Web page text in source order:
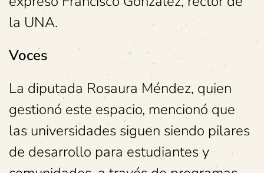
la UNA.
Voces
La diputada Rosaura Méndez, quien
gestionó este espacio, mencionó que
las universidades siguen siendo pilares
de desarrollo para estudiantes y